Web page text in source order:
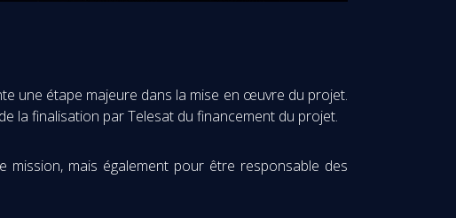
une étape majeure dans la mise en œuvre du projet.
la finalisation par Telesat du financement du projet.
mission, mais également pour être responsable des